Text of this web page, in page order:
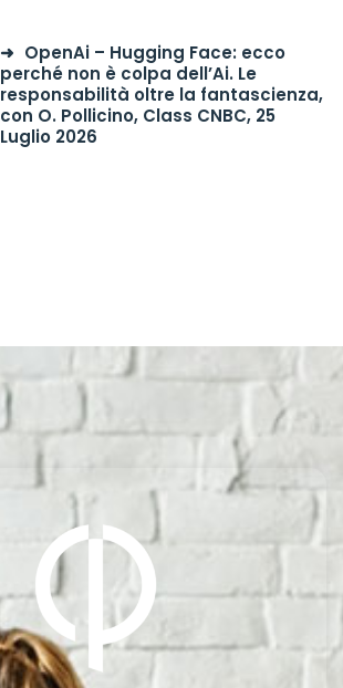
OpenAi – Hugging Face: ecco
perché non è colpa dell’Ai. Le
responsabilità oltre la fantascienza,
con O. Pollicino, Class CNBC, 25
Luglio 2026